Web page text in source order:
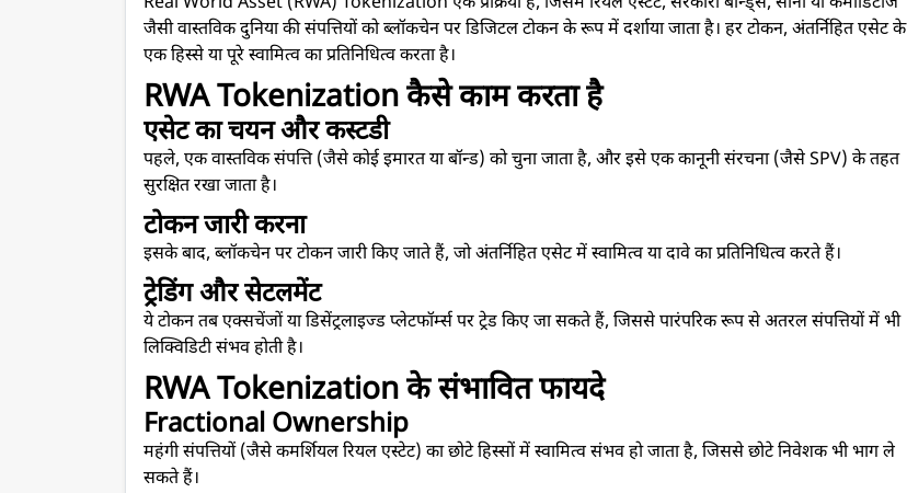
जैसी वास्तविक दुनिया की संपत्तियों को ब्लॉकचेन पर डिजिटल टोकन के रूप में दर्शाया जाता है। हर टोकन, अंतर्निहित एसेट के
एक हिस्से या पूरे स्वामित्व का प्रतिनिधित्व करता है।
RWA Tokenization कैसे काम करता है
एसेट का चयन और कस्टडी
पहले, एक वास्तविक संपत्ति (जैसे कोई इमारत या बॉन्ड) को चुना जाता है, और इसे एक कानूनी संरचना (जैसे SPV) के तहत
सुरक्षित रखा जाता है।
टोकन जारी करना
इसके बाद, ब्लॉकचेन पर टोकन जारी किए जाते हैं, जो अंतर्निहित एसेट में स्वामित्व या दावे का प्रतिनिधित्व करते हैं।
ट्रेडिंग और सेटलमेंट
ये टोकन तब एक्सचेंजों या डिसेंट्रलाइज्ड प्लेटफॉर्म्स पर ट्रेड किए जा सकते हैं, जिससे पारंपरिक रूप से अतरल संपत्तियों में भी
लिक्विडिटी संभव होती है।
RWA Tokenization के संभावित फायदे
Fractional Ownership
महंगी संपत्तियों (जैसे कमर्शियल रियल एस्टेट) का छोटे हिस्सों में स्वामित्व संभव हो जाता है, जिससे छोटे निवेशक भी भाग ले
सकते हैं।